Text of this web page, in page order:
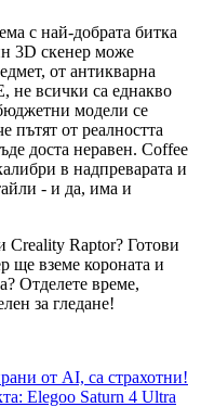
с най-добрата битка
3D скенер може
от антикварна
не всички са еднакво
модели се
пътят от реалността
доста неравен. Coffee
в надпреварата и
- и да, има и
Creality Raptor? Готови
ще вземе короната и
Отделете време,
за гледане!
от AI, са страхотни!
Elegoo Saturn 4 Ultra